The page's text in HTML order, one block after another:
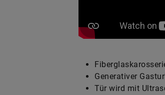
Generativer
Tür wird mit